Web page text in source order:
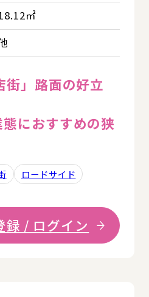
㎡
街」路面の好立
におすすめの狭
ロードサイド
録 / ログイン